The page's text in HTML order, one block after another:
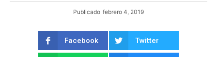
Publicado febrero 4, 2019
Facebook Twitter